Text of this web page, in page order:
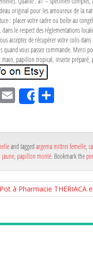
original pour les amoureux de la
: placer votre cadre ou boîte au
dans le respect des réglementations
acceptez de récupérer votre colis
quand vous passez commande.
papillon tropical, insecte
itt
Em
ail
Share
Pa
r
and tagged argema mittrei femelle
papillon monté. Bookmark the
à Pharmacie THERIACA